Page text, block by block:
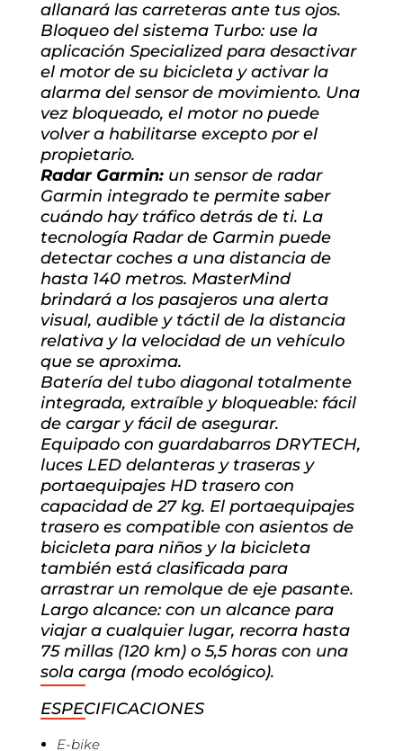
allanará las carreteras ante tus ojos.
Bloqueo del sistema Turbo: use la
aplicación Specialized para desactivar
el motor de su bicicleta y activar la
alarma del sensor de movimiento. Una
vez bloqueado, el motor no puede
volver a habilitarse excepto por el
propietario.
Radar Garmin:un sensor de radar
Garmin integrado te permite saber
cuándo hay tráfico detrás de ti. La
tecnología Radar de Garmin puede
detectar coches a una distancia de
hasta 140 metros. MasterMind
brindará a los pasajeros una alerta
visual, audible y táctil de la distancia
relativa y la velocidad de un vehículo
que se aproxima.
Batería del tubo diagonal totalmente
integrada, extraíble y bloqueable: fácil
de cargar y fácil de asegurar.
Equipado con guardabarros DRYTECH,
luces LED delanteras y traseras y
portaequipajes HD trasero con
capacidad de 27 kg. El portaequipajes
trasero es compatible con asientos de
bicicleta para niños y la bicicleta
también está clasificada para
arrastrar un remolque de eje pasante.
Largo alcance: con un alcance para
viajar a cualquier lugar, recorra hasta
75 millas (120 km) o 5,5 horas con una
sola carga (modo ecológico).
ESPECIFICACIONES
E-bike